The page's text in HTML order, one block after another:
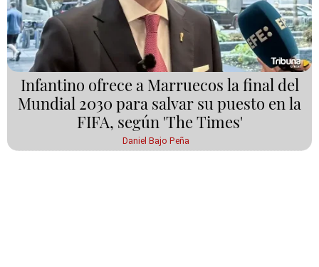
Infantino ofrece a Marruecos la final del
Mundial 2030 para salvar su puesto en la
FIFA, según 'The Times'
Daniel Bajo Peña